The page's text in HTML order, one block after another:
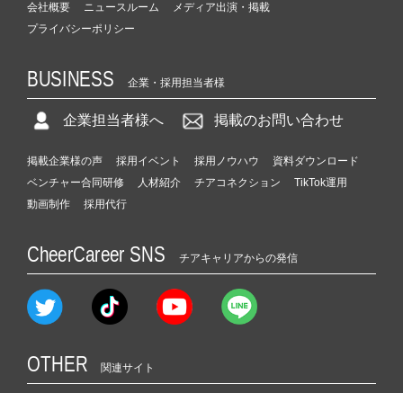
会社概要 ニュースルーム
メディア出演・掲載
プライバシーポリシー
BUSINESS 企業・採用担当者様
企業担当者様へ 掲載のお問い合わせ
掲載企業様の声 採用イベント 採用ノウハウ
資料ダウンロード
ベンチャー合同研修
人材紹介 チアコネクション
TikTok運用
動画制作
採用代行
CheerCareer SNS チアキャリアからの発信
OTHER 関連サイト